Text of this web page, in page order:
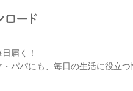
届く！
パパにも、毎日の生活に役立つ